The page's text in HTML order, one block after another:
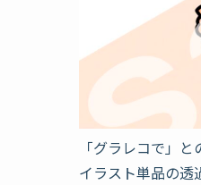
「グラレコで」と
イラスト単品の透